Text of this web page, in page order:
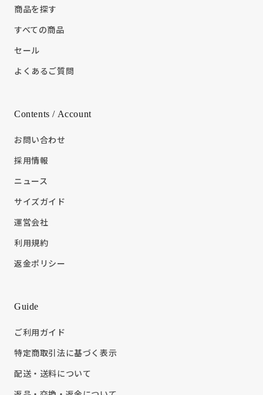
商品を探す
すべての商品
セール
よくあるご質問
Contents / Account
お問い合わせ
採用情報
ニュース
サイズガイド
運営会社
利用規約
返金ポリシー
Guide
ご利用ガイド
特定商取引法に基づく表示
配送・送料について